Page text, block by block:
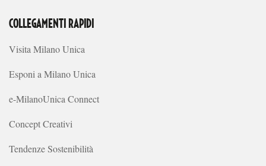
COLLEGAMENTI RAPIDI
Visita Milano Unica
Esponi a Milano Unica
e-MilanoUnica Connect
Concept Creativi
Tendenze Sostenibilità